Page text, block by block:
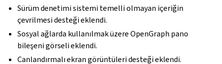
Sürüm denetimi sistemi temelli olmayan içeriğin
çevrilmesi desteği eklendi.
Sosyal ağlarda kullanılmak üzere OpenGraph pano
bileşeni görseli eklendi.
Canlandırmalı ekran görüntüleri desteği eklendi.